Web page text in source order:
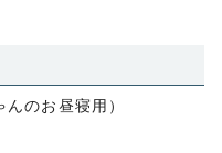
のお昼寝用）